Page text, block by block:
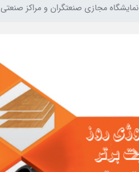
نمایشگاه مجازی صنعتگران و مراکز صنعتی
Previous